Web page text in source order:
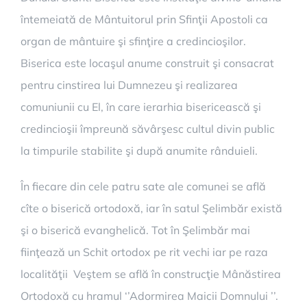
întemeiată de Mântuitorul prin Sfinţii Apostoli ca
organ de mântuire şi sfinţire a credincioşilor.
Biserica este locaşul anume construit şi consacrat
pentru cinstirea lui Dumnezeu şi realizarea
comuniunii cu El, în care ierarhia bisericească şi
credincioşii împreună săvârşesc cultul divin public
la timpurile stabilite şi după anumite rânduieli.
În fiecare din cele patru sate ale comunei se află
cîte o biserică ortodoxă, iar în satul Şelimbăr există
şi o biserică evanghelică. Tot în Şelimbăr mai
fiinţează un Schit ortodox pe rit vechi iar pe raza
localităţii Veştem se află în construcţie Mânăstirea
Ortodoxă cu hramul ‘’Adormirea Maicii Domnului ’’.